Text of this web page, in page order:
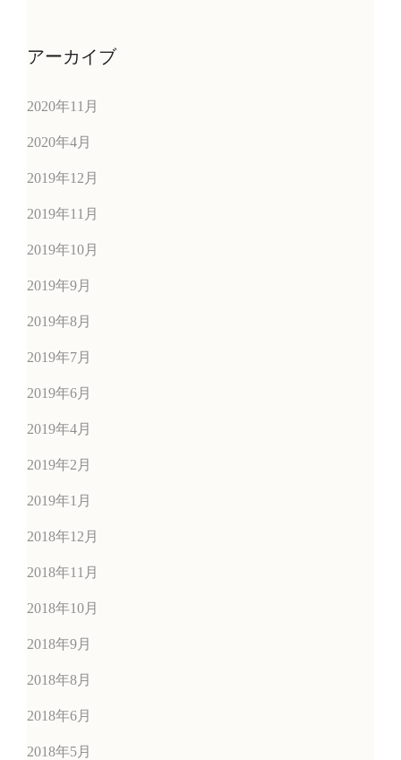
アーカイブ
2020年11月
2020年4月
2019年12月
2019年11月
2019年10月
2019年9月
2019年8月
2019年7月
2019年6月
2019年4月
2019年2月
2019年1月
2018年12月
2018年11月
2018年10月
2018年9月
2018年8月
2018年6月
2018年5月